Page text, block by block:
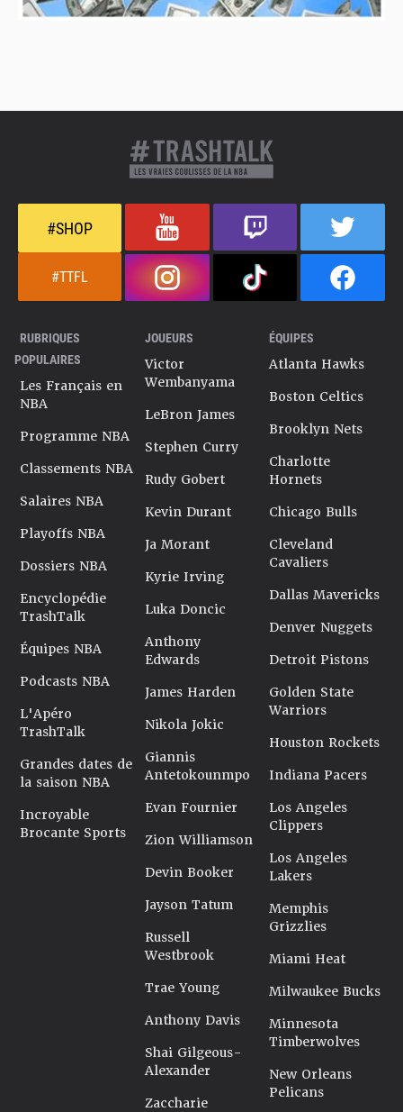
#SHOP
#TTFL
RUBRIQUES
POPULAIRES
Les Français en
NBA
Programme NBA
Classements NBA
Salaires NBA
Playoffs NBA
Dossiers NBA
Encyclopédie
TrashTalk
Équipes NBA
Podcasts NBA
L'Apéro
TrashTalk
Grandes dates de
la saison NBA
Incroyable
Brocante Sports
JOUEURS
Victor
Wembanyama
LeBron James
Stephen Curry
Rudy Gobert
Kevin Durant
Ja Morant
Kyrie Irving
Luka Doncic
Anthony
Edwards
James Harden
Nikola Jokic
Giannis
Antetokounmpo
Evan Fournier
Zion Williamson
Devin Booker
Jayson Tatum
Russell
Westbrook
Trae Young
Anthony Davis
Shai Gilgeous-
Alexander
Zaccharie
ÉQUIPES
Atlanta Hawks
Boston Celtics
Brooklyn Nets
Charlotte
Hornets
Chicago Bulls
Cleveland
Cavaliers
Dallas Mavericks
Denver Nuggets
Detroit Pistons
Golden State
Warriors
Houston Rockets
Indiana Pacers
Los Angeles
Clippers
Los Angeles
Lakers
Memphis
Grizzlies
Miami Heat
Milwaukee Bucks
Minnesota
Timberwolves
New Orleans
Pelicans